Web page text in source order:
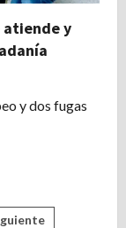
atiende y
y dos fugas